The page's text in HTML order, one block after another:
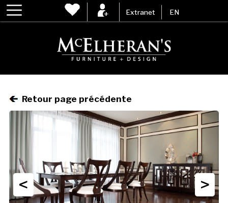
Extranet EN
Retour page précédente
< >